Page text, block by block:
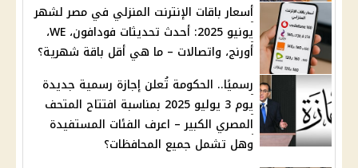
أسعار باقات الإنترنت المنزلي في مصر لشهر
يونيو 2025: أحدث تحديثات فودافون، WE،
أورنج، واتصالات – ما هي أقل باقة شهرية؟
رسميًا.. الحكومة تُعلن إجازة رسمية جديدة
يوم 3 يوليو 2025 بمناسبة افتتاح المتحف
المصري الكبير – اعرف الفئات المستفيدة
وهل تشمل جميع المحافظات؟